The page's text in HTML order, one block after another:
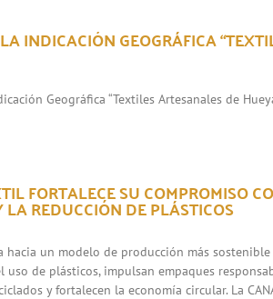
INDICACIÓN GEOGRÁFICA
Geográfica “Textiles Artesanales de
FORTALECE SU COMPROMISO
REDUCCIÓN DE PLÁSTICOS
hacia un modelo de producción más
de plásticos, impulsan empaques
y fortalecen la economía circular. La